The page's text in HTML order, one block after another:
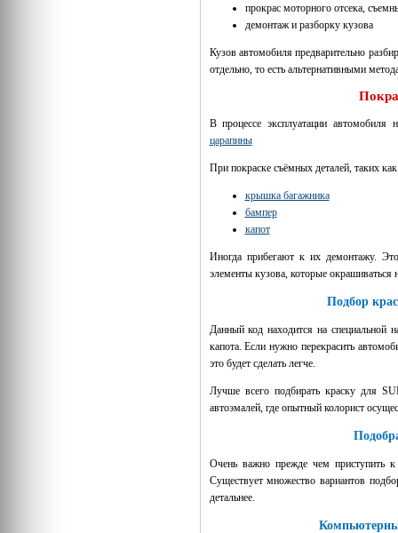
прокрас моторного отсека,
демонтаж и разборку кузова
Кузов автомобиля предварительно
отдельно, то есть альтернативными
В процессе эксплуатации автомобиля
царапины
При покраске съёмных деталей, таких как
крышка багажника
бампер
капот
Иногда прибегают к их демонтажу.
элементы кузова, которые окрашиваться
Подбор
Данный код находится на специальной
капота. Если нужно перекрасить
это будет сделать легче.
Лучше всего подбирать краску для
автоэмалей, где опытный колорист
Очень важно прежде чем приступить
Существует множество вариантов
детальнее.